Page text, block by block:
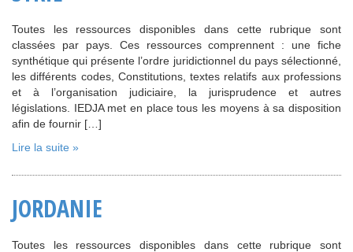
Toutes les ressources disponibles dans cette rubrique sont
classées par pays. Ces ressources comprennent : une fiche
synthétique qui présente l’ordre juridictionnel du pays sélectionné,
les différents codes, Constitutions, textes relatifs aux professions
et à l’organisation judiciaire, la jurisprudence et autres
législations. IEDJA met en place tous les moyens à sa disposition
afin de fournir […]
Lire la suite »
JORDANIE
Toutes les ressources disponibles dans cette rubrique sont